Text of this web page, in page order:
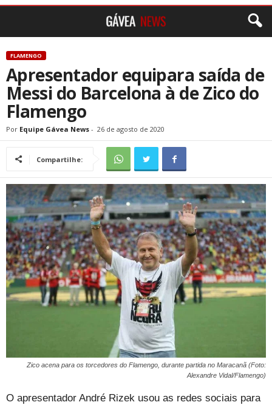
FLAMENGO
Apresentador equipara saída de
Messi do Barcelona à de Zico do
Flamengo
Por Equipe Gávea News - 26 de agosto de 2020
Compartilhe:
Zico acena para os torcedores do Flamengo, durante partida no Maracanã (Foto:
Alexandre Vidal/Flamengo)
O apresentador André Rizek usou as redes sociais para